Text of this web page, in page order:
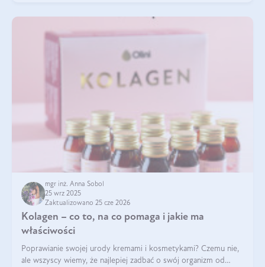
mgr inż. Anna Sobol
25 wrz 2025
Zaktualizowano 25 cze 2026
Kolagen – co to, na co pomaga i jakie ma
właściwości
Poprawianie swojej urody kremami i kosmetykami? Czemu nie,
ale wszyscy wiemy, że najlepiej zadbać o swój organizm od